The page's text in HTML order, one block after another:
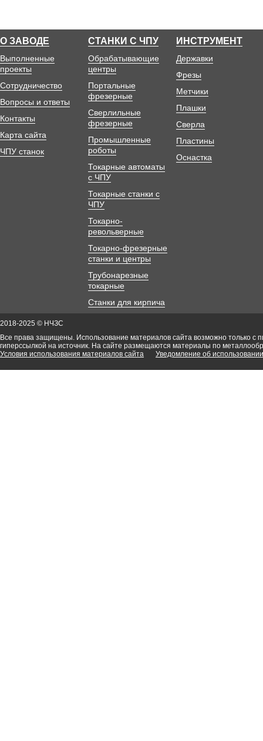
О ЗАВОДЕ
Выполненные
проекты
Сотрудничество
Вопросы и ответы
Контакты
Карта сайта
ЧПУ станок
СТАНКИ С ЧПУ
Обрабатывающие
центры
Портальные
фрезерные
Сверлильные
фрезерные
Промышленные
роботы
Токарные автоматы
с ЧПУ
Токарные станки с
ЧПУ
Токарно-
револьверные
Токарно-фрезерные
станки и центры
Трубонарезные
токарные
Станки для кирпича
ИНСТРУМЕНТ
Державки
Фрезы
Метчики
Плашки
Сверла
Пластины
Оснастка
2018-2025 © НЧЗС
Все права защищены. Использование материалов сайта возможно только с
гиперссылкой на источник. На сайте размещаются материалы по
Условия использования материалов сайта
Уведомление об